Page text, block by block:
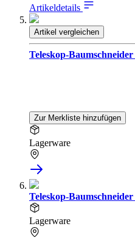
Artikeldetails
Artikel vergleichen
Teleskop-
Zur Merkliste hinzufügen
Lagerware
Teleskop-
Lagerware